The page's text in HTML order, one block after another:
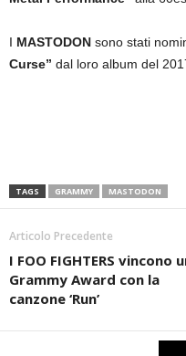
I MASTODON sono stati
Curse” dal loro album del
TAGS GRAMMY MASTODON
Articolo Precedente
I FOO FIGHTERS vincono
Grammy Award con la
canzone ‘Run’